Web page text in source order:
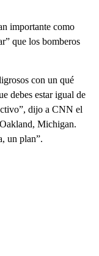
importante como
que los bomberos
con un qué
debes estar igual de
dijo a CNN el
Michigan.
un plan”.